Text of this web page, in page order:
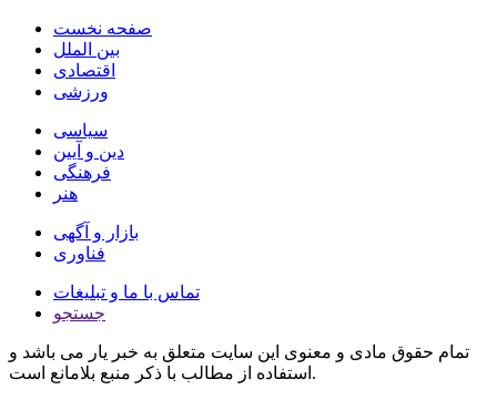
صفحه نخست
بین الملل
اقتصادی
ورزشی
سیاسی
دین و آیین
فرهنگی
هنر
بازار و آگهی
فناوری
تماس با ما و تبلیغات
جستجو
تمام حقوق مادی و معنوی این سایت متعلق به خبر یار می باشد و
استفاده از مطالب با ذکر منبع بلامانع است.